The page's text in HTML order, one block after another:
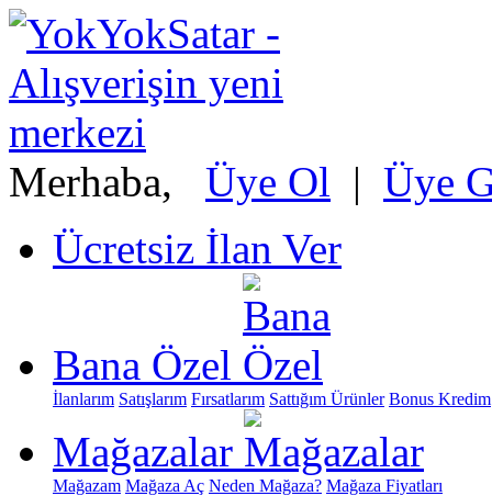
Merhaba, Üye Ol | Üye
Ücretsiz İlan Ver
Bana Özel
İlanlarım Satışlarım Fırsatlarım Sattığım Ürünler Bonus Kredim
Mağazalar
Mağazam Mağaza Aç Neden Mağaza? Mağaza Fiyatları